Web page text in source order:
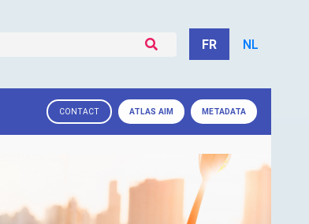
FR NL
CONTACT ATLAS AIM METADATA